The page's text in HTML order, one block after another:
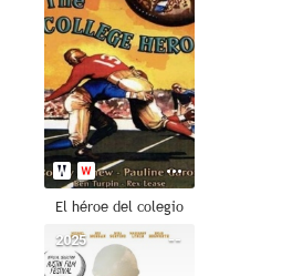
El héroe del colegio
--
2025